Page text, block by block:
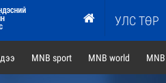
УЛС ТӨР
MNB sport MNB world